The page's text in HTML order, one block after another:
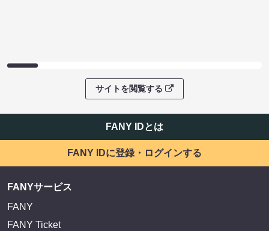
サイトを閲覧する
FANY IDとは
FANY IDに登録・ログインする
FANYサービス
FANY
FANY Ticket